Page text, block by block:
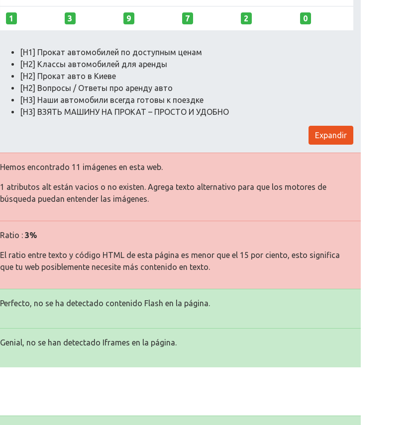
1 3 9 7 2 0
[H1] Прокат автомобилей по доступным ценам
[H2] Классы автомобилей для аренды
[H2] Прокат авто в Киеве
[H2] Вопросы / Ответы про аренду авто
[H3] Наши автомобили всегда готовы к поездке
[H3] ВЗЯТЬ МАШИНУ НА ПРОКАТ – ПРОСТО И УДОБНО
Expandir
Hemos encontrado 11 imágenes en esta web.
1 atributos alt están vacios o no existen. Agrega texto alternativo para que los motores de
búsqueda puedan entender las imágenes.
Ratio : 3%
El ratio entre texto y código HTML de esta página es menor que el 15 por ciento, esto significa
que tu web posiblemente necesite más contenido en texto.
Perfecto, no se ha detectado contenido Flash en la página.
Genial, no se han detectado Iframes en la página.